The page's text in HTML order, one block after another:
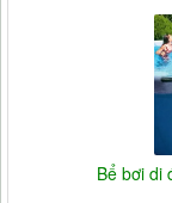
Bể bơi di